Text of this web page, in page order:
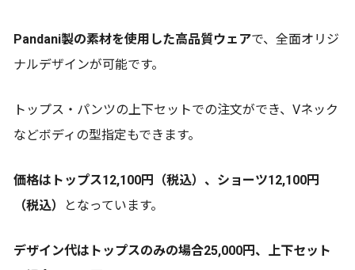
Pandani製の素材を使用した高品質ウェアで、全面オリジ
ナルデザインが可能です。
トップス・パンツの上下セットでの注文ができ、Vネック
などボディの型指定もできます。
価格はトップス12,100円（税込）、ショーツ12,100円
（税込）
となっています。
デザイン代はトップスのみの場合25,000円、上下セット